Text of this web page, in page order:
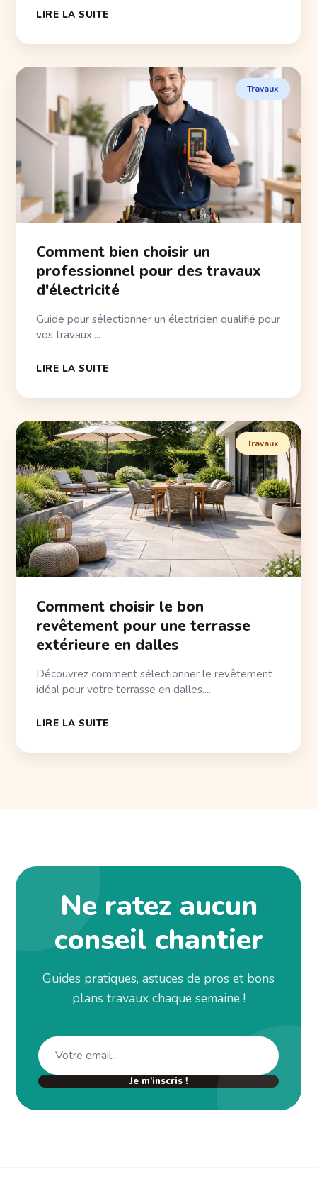
LIRE LA SUITE
Travaux
Comment bien choisir un
professionnel pour des travaux
d'électricité
Guide pour sélectionner un électricien qualifié pour
vos travaux....
LIRE LA SUITE
Travaux
Comment choisir le bon
revêtement pour une terrasse
extérieure en dalles
Découvrez comment sélectionner le revêtement
idéal pour votre terrasse en dalles....
LIRE LA SUITE
Ne ratez aucun
conseil chantier
Guides pratiques, astuces de pros et bons
plans travaux chaque semaine !
Je m'inscris !